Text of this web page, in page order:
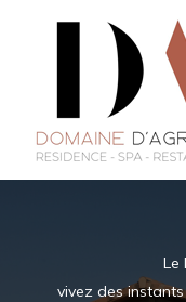
Le
vivez des